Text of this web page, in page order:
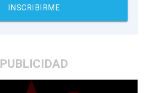
INSCRIBIRME
PUBLICIDAD